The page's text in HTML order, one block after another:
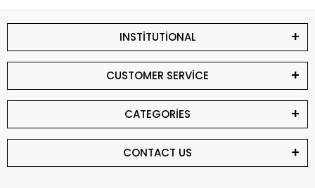
INSTİTUTİONAL
CUSTOMER SERVİCE
CATEGORİES
CONTACT US